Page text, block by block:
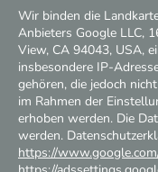
Wir binden die
Anbieters Google LLC,
View, CA 94043, USA,
insbesondere IP-
gehören, die jedoch
im Rahmen der
erhoben werden. Die
werden.
https://